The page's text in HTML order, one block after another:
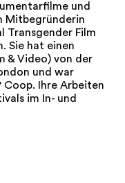
und
Mitbegründerin
Transgender Film
Sie hat einen
& Video) von der
und war
Coop. Ihre Arbeiten
im In- und